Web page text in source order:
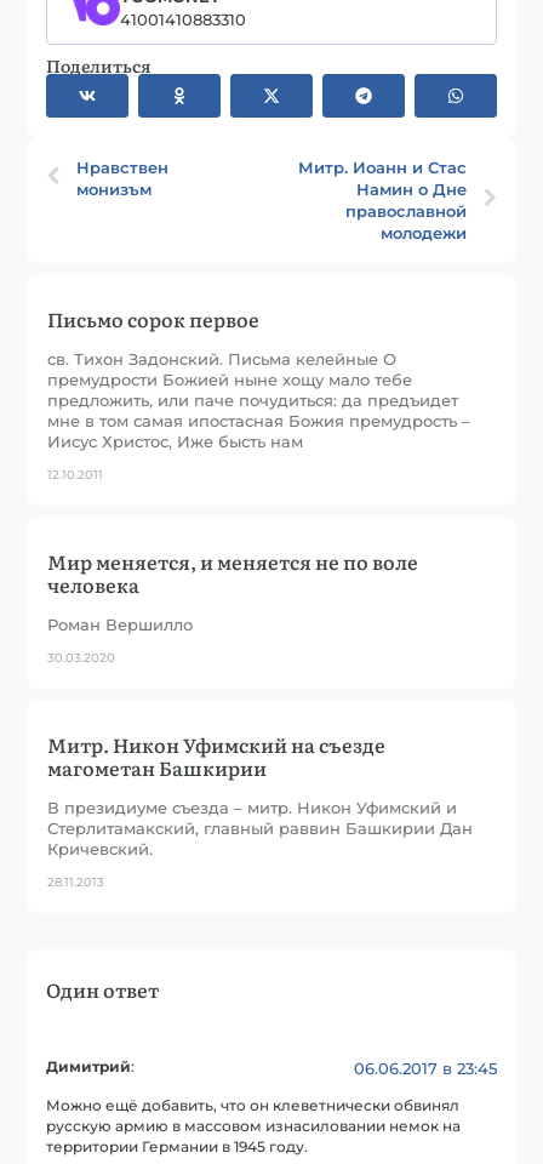
41001410883310
Поделиться
Нравствен
монизъм
Митр. Иоанн и Стас
Намин о Дне
православной
молодежи
Письмо сорок первое
св. Тихон Задонский. Письма келейные О
премудрости Божией ныне хощу мало тебе
предложить, или паче почудиться: да предъидет
мне в том самая ипостасная Божия премудрость –
Иисус Христос, Иже бысть нам
12.10.2011
Мир меняется, и меняется не по воле
человека
Роман Вершилло
30.03.2020
Митр. Никон Уфимский на съезде
магометан Башкирии
В президиуме съезда – митр. Никон Уфимский и
Стерлитамакский, главный раввин Башкирии Дан
Кричевский.
28.11.2013
Один ответ
Димитрий: 06.06.2017 в 23:45
Можно ещё добавить, что он клеветнически обвинял
русскую армию в массовом изнасиловании немок на
территории Германии в 1945 году.